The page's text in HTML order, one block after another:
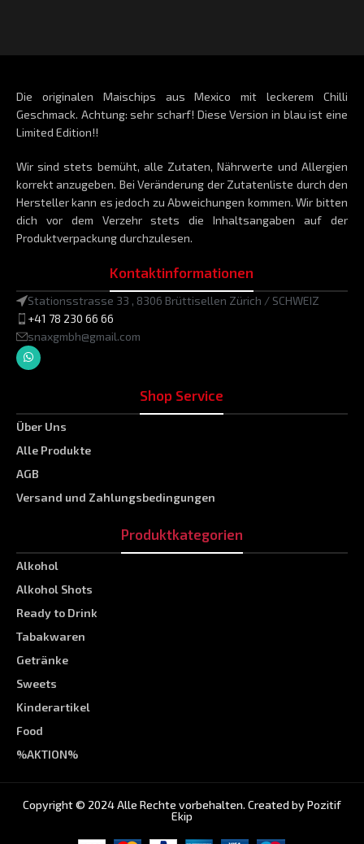
Die originalen Maischips aus Mexico mit leckerem Chilli
Geschmack. Achtung: sehr scharf! Diese Version in blau ist eine
Limited Edition!!
Wir sind stets bemüht, alle Zutaten, Nährwerte und Allergien
korrekt anzugeben. Bei Veränderung der Zutatenliste durch den
Hersteller kann es jedoch zu Abweichungen kommen. Wir bitten
dich vor dem Verzehr stets die Inhaltsangaben auf der
Produktverpackung durchzulesen.
Kontaktinformationen
Stationsstrasse 33 , 8306 Brüttisellen Zürich / SCHWEIZ
+41 78 230 66 66
snaxgmbh@gmail.com
Shop Service
Über Uns
Alle Produkte
AGB
Versand und Zahlungsbedingungen
Produktkategorien
Alkohol
Alkohol Shots
Ready to Drink
Tabakwaren
Getränke
Sweets
Kinderartikel
Food
%AKTION%
Copyright © 2024 Alle Rechte vorbehalten. Created by Pozitif
Ekip